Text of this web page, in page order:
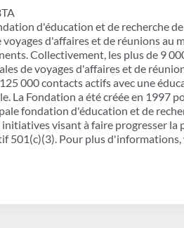
d'éducation et de recherche
d'affaires et de réunions au
Collectivement, les plus de 9
de voyages d'affaires et de
000 contacts actifs avec une
La Fondation a été créée en 1997
fondation d'éducation et de
visant à faire progresser
501(c)(3). Pour plus